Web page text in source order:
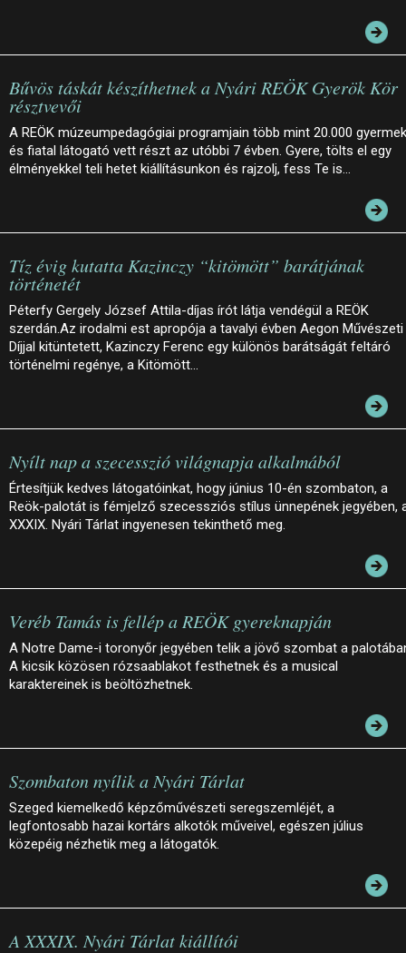
Bűvös táskát készíthetnek a Nyári REÖK Gyerök Kör
résztvevői
A REÖK múzeumpedagógiai programjain több mint 20.000 gyermek
és fiatal látogató vett részt az utóbbi 7 évben. Gyere, tölts el egy
élményekkel teli hetet kiállításunkon és rajzolj, fess Te is…
Tíz évig kutatta Kazinczy “kitömött” barátjának
történetét
Péterfy Gergely József Attila-díjas írót látja vendégül a REÖK
szerdán.Az irodalmi est apropója a tavalyi évben Aegon Művészeti
Díjjal kitüntetett, Kazinczy Ferenc egy különös barátságát feltáró
történelmi regénye, a Kitömött…
Nyílt nap a szecesszió világnapja alkalmából
Értesítjük kedves látogatóinkat, hogy június 10-én szombaton, a
Reök-palotát is fémjelző szecessziós stílus ünnepének jegyében,
XXXIX. Nyári Tárlat ingyenesen tekinthető meg.
Veréb Tamás is fellép a REÖK gyereknapján
A Notre Dame-i toronyőr jegyében telik a jövő szombat a
A kicsik közösen rózsaablakot festhetnek és a musical
karaktereinek is beöltözhetnek.
Szombaton nyílik a Nyári Tárlat
Szeged kiemelkedő képzőművészeti seregszemléjét, a
legfontosabb hazai kortárs alkotók műveivel, egészen július
közepéig nézhetik meg a látogatók.
A XXXIX. Nyári Tárlat kiállítói